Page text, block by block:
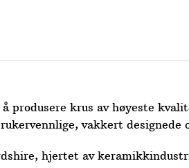
produsere krus av høyeste
vakkert designede
hjertet av